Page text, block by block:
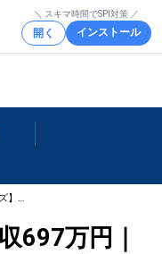
＼ スキマ時間でSPI対策 ／
開く インストール
【クルーズ】平均年収697万円｜年収推移・業界・年代・役職別など徹底解説！
697万円｜